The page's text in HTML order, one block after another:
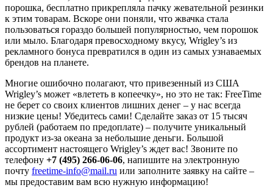
порошка, бесплатно прикрепляла пачку жевательной резинки
к этим товарам. Вскоре они поняли, что жвачка стала
пользоваться гораздо большей популярностью, чем порошок
или мыло. Благодаря превосходному вкусу, Wrigley’s из
рекламного бонуса превратился в один из самых узнаваемых
брендов на планете.
Многие ошибочно полагают, что привезенный из США
Wrigley’s может «влететь в копеечку», но это не так: FreeTime
не берет со своих клиентов лишних денег – у нас всегда
низкие цены! Убедитесь сами! Сделайте заказ от 15 тысяч
рублей (работаем по предоплате) – получите уникальный
продукт из-за океана за небольшие деньги. Большой
ассортимент настоящего Wrigley’s ждет вас! Звоните по
телефону +7 (495) 266-06-06, напишите на электронную
почту freetime-info@mail.ru или заполните заявку на сайте –
мы предоставим вам всю нужную информацию!